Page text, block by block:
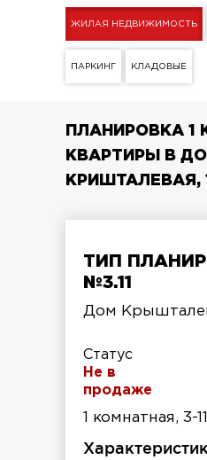
ЖИЛАЯ НЕДВИЖИМОСТЬ
ПАРКИНГ КЛАДОВЫЕ
ПЛАНИРОВКА 1
КВАРТИРЫ В
КРИШТАЛЕВАЯ,
ТИП
№3.11
Дом
Статус
Не в
продаже
1 комнатная, 3-
план квартиры
план этажа